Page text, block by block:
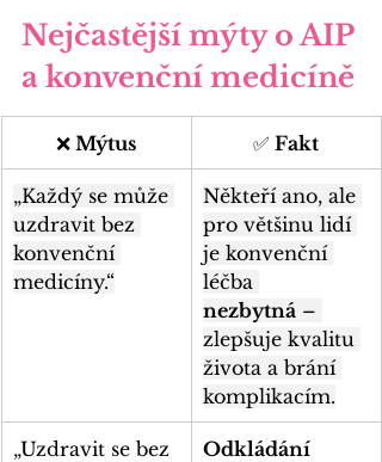
Nejčastější mýty o AIP
a konvenční medicíně
❌ Mýtus ✅ Fakt
„Každý se může
uzdravit bez
konvenční
medicíny.“
Někteří ano, ale
pro většinu lidí
je konvenční
léčba
nezbytná –
zlepšuje kvalitu
života a brání
komplikacím.
„Uzdravit se bez
Odkládání